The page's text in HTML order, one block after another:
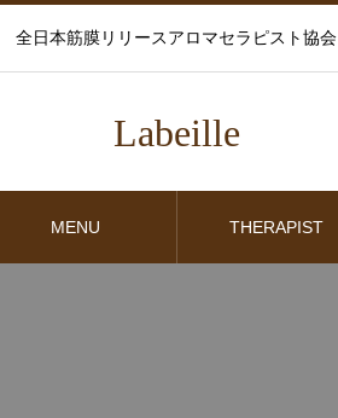
全日本筋膜リリースアロマセラピスト協会
Labeille
MENU THERAPIST